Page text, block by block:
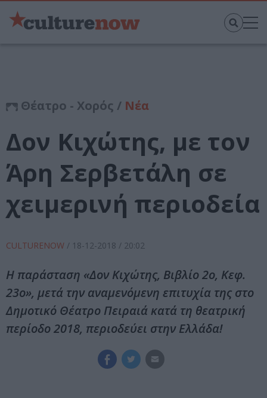
Θέατρο - Χορός / Νέα
Δον Κιχώτης, με τον
Άρη Σερβετάλη σε
χειμερινή περιοδεία
CULTURENOW / 18-12-2018 / 20:02
Η παράσταση «Δον Κιχώτης, Βιβλίο 2ο, Κεφ.
23ο», μετά την αναμενόμενη επιτυχία της στο
Δημοτικό Θέατρο Πειραιά κατά τη θεατρική
περίοδο 2018, περιοδεύει στην Ελλάδα!